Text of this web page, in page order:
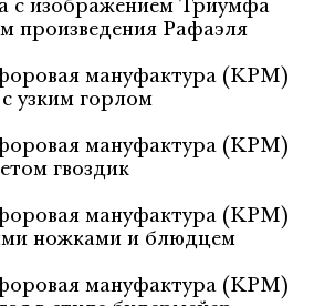
с изображением Триумфа
произведения Рафаэля
мануфактура (KPM)
узким горлом
мануфактура (KPM)
гвоздик
мануфактура (KPM)
ножками и блюдцем
мануфактура (KPM)